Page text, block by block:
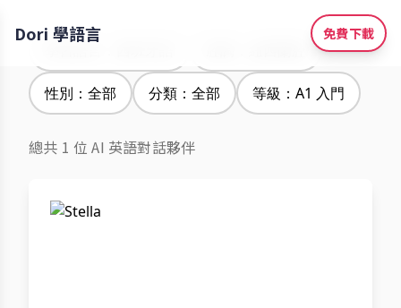
Dori 學語言 免費下載
性別：全部 分類：全部 等級：A1 入門
總共 1 位 AI 英語對話夥伴